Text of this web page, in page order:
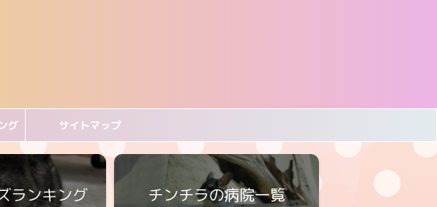
グ サイトマップ
ランキング チンチラの病院一覧